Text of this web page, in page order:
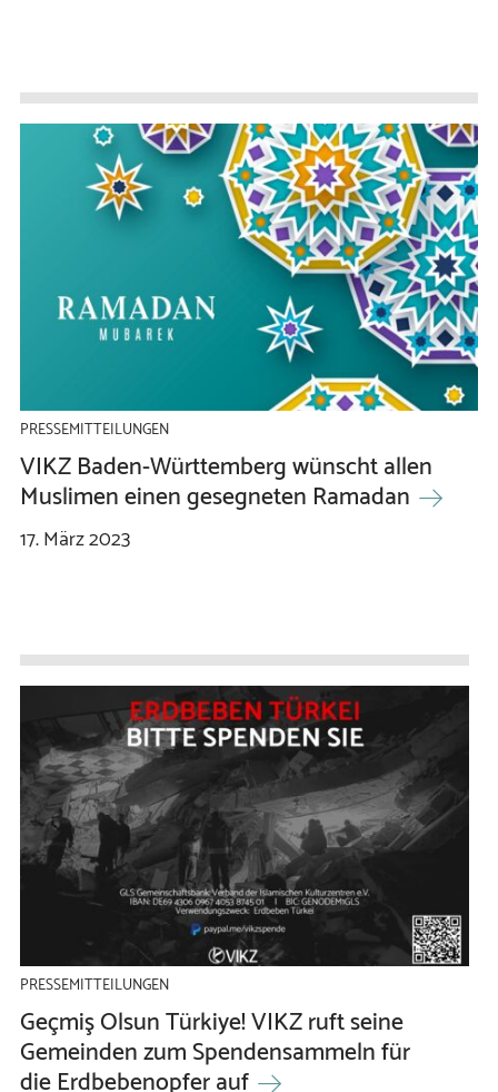
PRESSEMITTEILUNGEN
VIKZ Baden-Württemberg wünscht allen
Muslimen einen gesegneten Ramadan
17.März2023
PRESSEMITTEILUNGEN
Geçmiş Olsun Türkiye! VIKZ ruft seine
Gemeinden zum Spendensammeln für
die Erdbebenopfer auf